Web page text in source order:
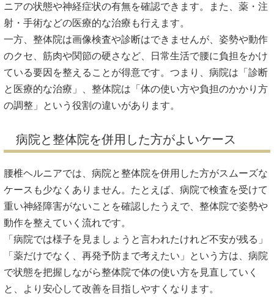
ニアの状態や神経症状の有無を確認できます。また、薬・注
射・手術などの医療的な治療も行えます。
一方、整体院は画像検査や診断はできませんが、姿勢や動作
のクセ、筋肉や関節の硬さなど、日常生活で腰に負担をかけ
ている要因を整えることが得意です。つまり、病院は「診断
と医療的な治療」、整体院は「体の使い方や負担のかかり方
の調整」という役割の違いがあります。
病院と整体院を併用した方がよいケース
腰椎ヘルニアでは、病院と整体院を併用した方がスムーズな
ケースも少なくありません。たとえば、病院で検査を受けて
重い神経障害がないことを確認したうえで、整体院で姿勢や
動作を整えていく流れです。
「病院では様子を見ましょうと言われたけれど不安が残る」
「薬だけでなく、再発予防まで考えたい」という方は、病院
で状態を把握しながら整体院で体の使い方を見直していく
と、より安心して改善を目指しやすくなります。